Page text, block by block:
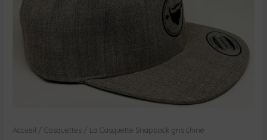
Accueil /Casquettes / La Casquette Snapback gris chiné